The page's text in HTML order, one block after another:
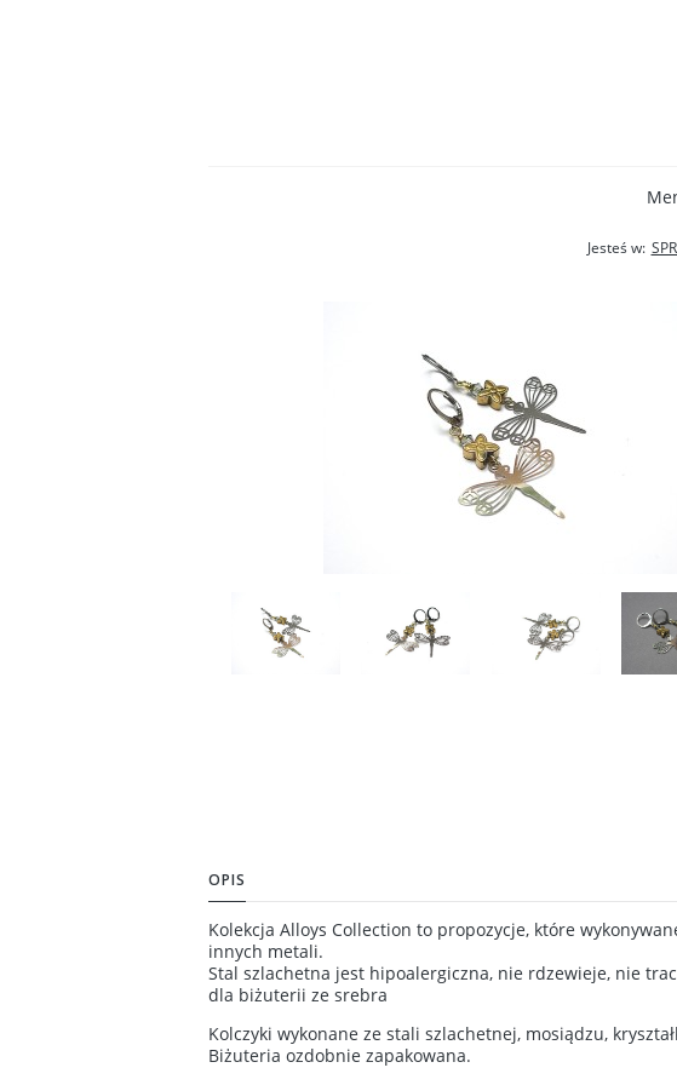
Jesteś w:
OPIS
Kolekcja Alloys Collection to propozycje, które
innych metali.
Stal szlachetna jest hipoalergiczna, nie rdzewieje, nie
dla biżuterii ze srebra
Kolczyki wykonane ze stali szlachetnej, mosiądzu,
Biżuteria ozdobnie zapakowana.